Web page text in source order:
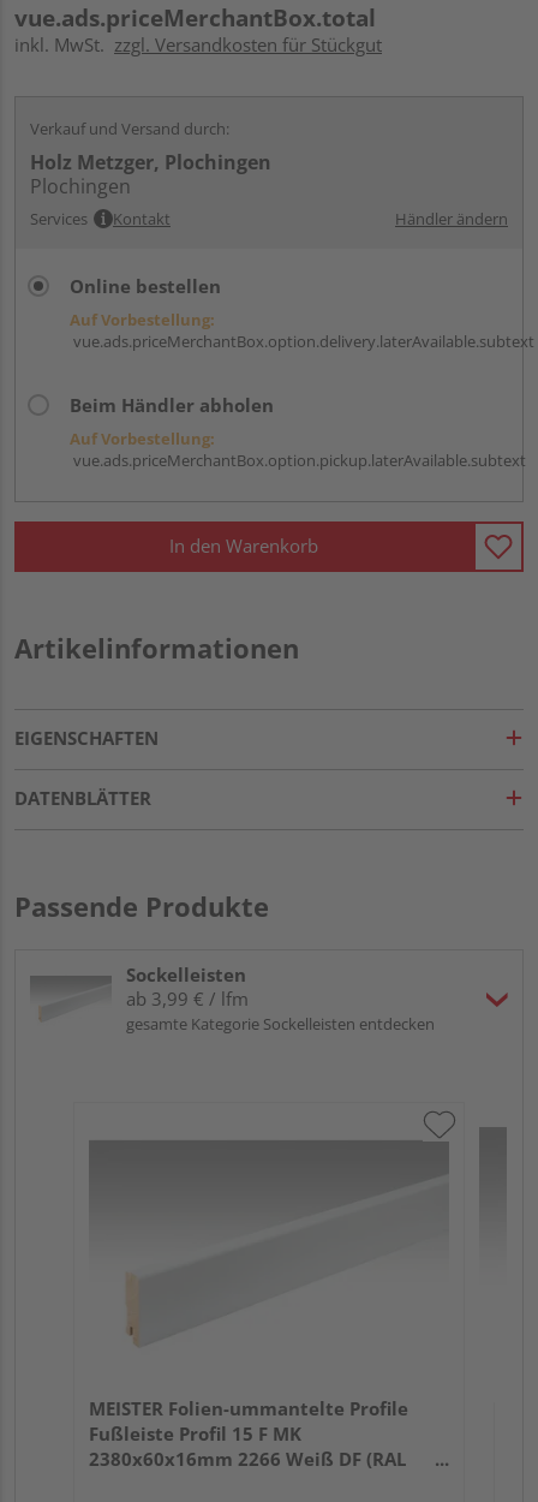
vue.ads.priceMerchantBox.total
inkl. MwSt. zzgl. Versandkosten für Stückgut
Verkauf und Versand durch:
Holz Metzger, Plochingen
Plochingen
Services Kontakt Händler ändern
Online bestellen
Auf Vorbestellung:
vue.ads.priceMerchantBox.option.delivery.laterAvailable.subtext
Beim Händler abholen
Auf Vorbestellung:
vue.ads.priceMerchantBox.option.pickup.laterAvailable.subtext
In den Warenkorb
Artikelinformationen
EIGENSCHAFTEN
DATENBLÄTTER
Passende Produkte
Sockelleisten
ab 3,99 € / lfm
gesamte Kategorie Sockelleisten entdecken
MEISTER Folien-ummantelte Profile
Fußleiste Profil 15 F MK
2380x60x16mm 2266 Weiß DF (RAL